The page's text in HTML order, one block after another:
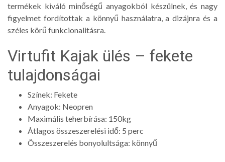
termékek kiváló minőségű anyagokból készülnek, és nagy
figyelmet fordítottak a könnyű használatra, a dizájnra és a
széles körű funkcionalitásra.
Virtufit Kajak ülés – fekete
tulajdonságai
Színek: Fekete
Anyagok: Neopren
Maximális teherbírása: 150kg
Átlagos összeszerelési idő: 5 perc
Összeszerelés bonyolultsága: könnyű